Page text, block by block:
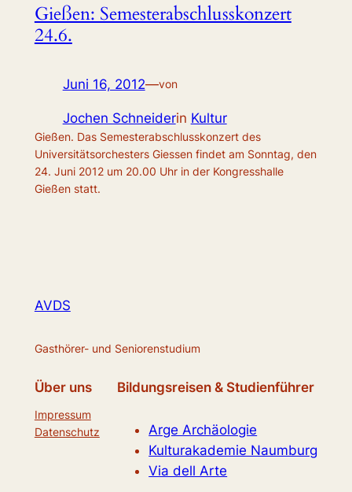
Gießen: Semesterabschlusskonzert
24.6.
Juni 16, 2012—von
Jochen Schneiderin Kultur
Gießen. Das Semesterabschlusskonzert des
Universitätsorchesters Giessen findet am Sonntag, den
24. Juni 2012 um 20.00 Uhr in der Kongresshalle
Gießen statt.
AVDS
Gasthörer- und Seniorenstudium
Über uns
Impressum
Datenschutz
Bildungsreisen & Studienführer
Arge Archäologie
Kulturakademie Naumburg
Via dell Arte